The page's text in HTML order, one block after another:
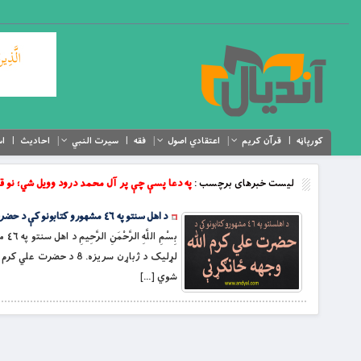
کورپاڼه قرآن کریم اعتقادي اصول فقه سیرت النبي احادیث
لیست خبرهای برچسب :په دعا پسې چې پر آل محمد درود وويل شي؛ نو
د اهل سنتو په ٤٦ مشهورو کتابونو کې د حضرت علي کرم الله وجهه ځانګړنې
شوي […]